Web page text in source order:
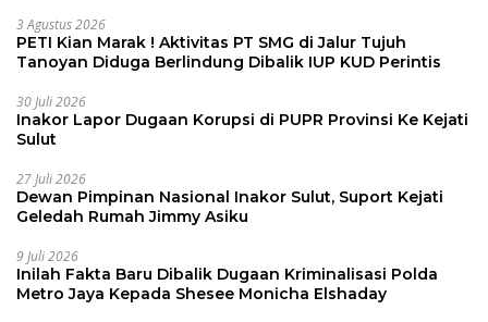
3 Agustus 2026
PETI Kian Marak ! Aktivitas PT SMG di Jalur Tujuh
Tanoyan Diduga Berlindung Dibalik IUP KUD Perintis
30 Juli 2026
Inakor Lapor Dugaan Korupsi di PUPR Provinsi Ke Kejati
Sulut
27 Juli 2026
Dewan Pimpinan Nasional Inakor Sulut, Suport Kejati
Geledah Rumah Jimmy Asiku
9 Juli 2026
Inilah Fakta Baru Dibalik Dugaan Kriminalisasi Polda
Metro Jaya Kepada Shesee Monicha Elshaday